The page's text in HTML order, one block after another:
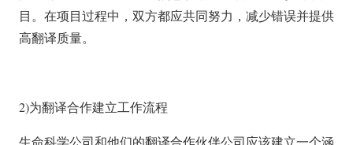
目。在项目过程中，双方都应共同努力，减少错误并提供
高翻译质量。
2)为翻译合作建立工作流程
生命科学公司和他们的翻译合作伙伴公司应该建立一个涵